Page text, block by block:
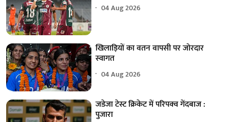
04 Aug 2026
खिलाड़ियों का वतन वापसी पर जोरदार
स्वागत
04 Aug 2026
जडेजा टेस्ट क्रिकेट में परिपक्व गेंदबाज :
पुजारा